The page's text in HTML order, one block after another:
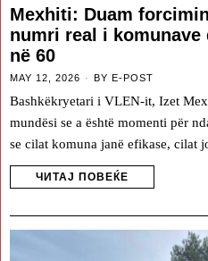
Mexhiti: Duam
numri real i komunave
në 60
MAY 12, 2026 BY E-POST
Bashkëkryetari i VLEN-it, Izet
mundësi se a është momenti për
se cilat komuna janë efikase, cilat
ЧИТАЈ ПОВЕЌЕ